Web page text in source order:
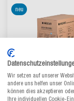
neu
Luftpolsterfolie
Wir setzen auf unserer
andere uns helfen unser
können dies akzeptieren
Ihre individuellen Cookie-